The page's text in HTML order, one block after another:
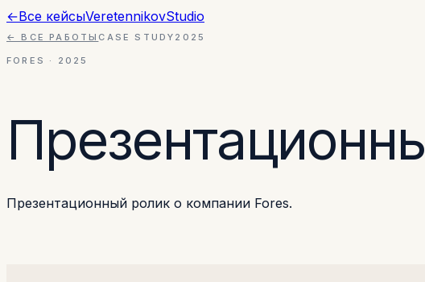
←Все кейсыVeretennikovStudio
← ВСЕ РАБОТЫ CASE STUDY 2025
FORES · 2025
Презентационный ролик о компании Fores.